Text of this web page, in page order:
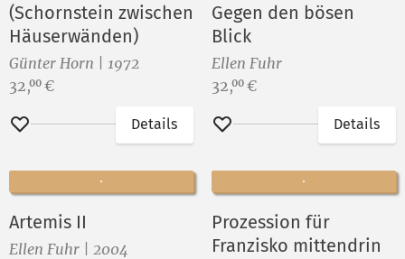
(Schornstein zwischen
Häuserwänden)
Günter Horn | 1972
Preis:
32,00 €
Merken
Details
Gegen den bösen
Blick
Ellen Fuhr
Preis:
32,00 €
Merken
Details
Artemis II
Ellen Fuhr | 2004
Prozession für
Franzisko mittendrin